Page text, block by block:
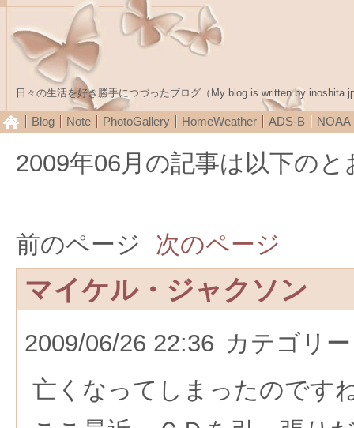
日々の生活を好き勝手につづったブログ（My blog is written by
Blog Note PhotoGallery HomeWeather ADS-B NOAA
2009年06月の記事は以下の
前のページ 次のページ
マイケル・ジャクソン
2009/06/26 22:36 カテゴリ
亡くなってしまったのです